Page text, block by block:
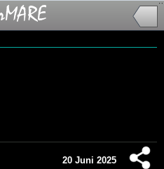
20 Juni 2025